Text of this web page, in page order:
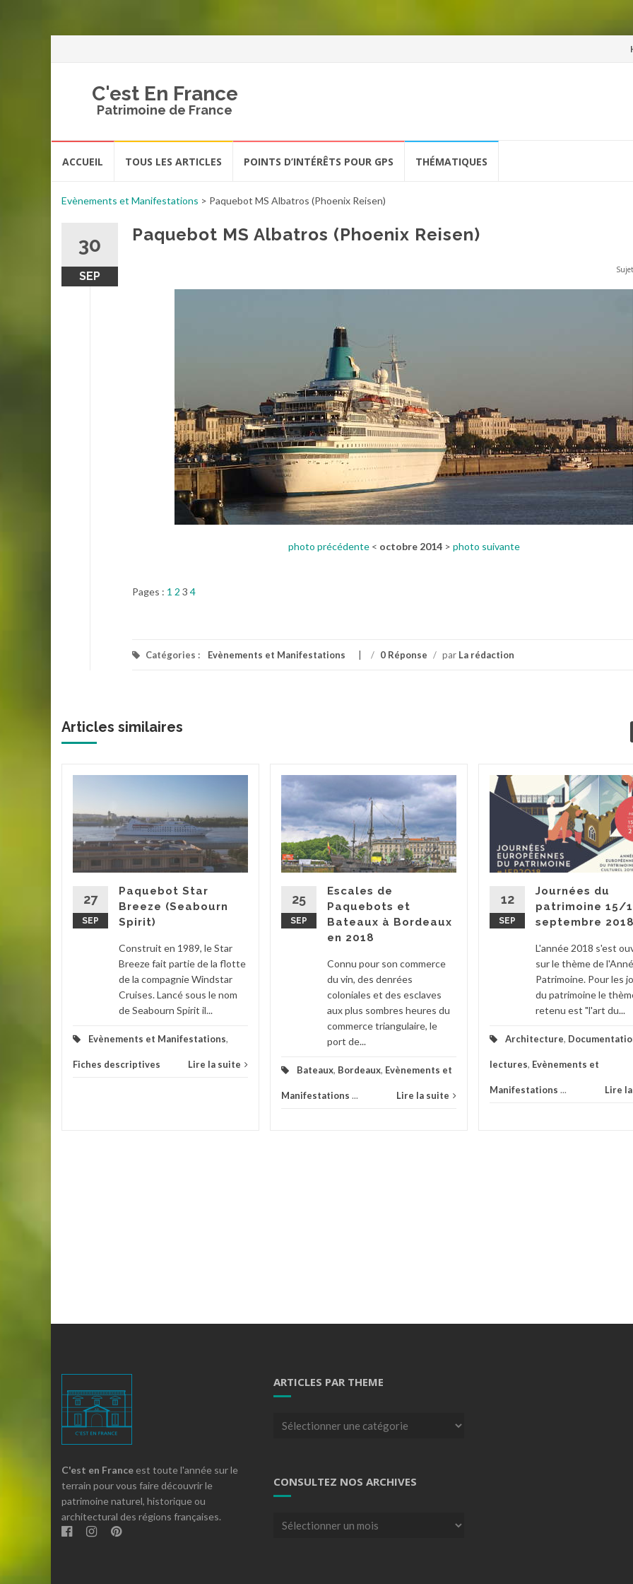
C'est En France
Patrimoine de France
ACCUEIL TOUS LES ARTICLES POINTS D’INTÉRÊTS POUR GPS THÉMATIQUES
Evènements et Manifestations > Paquebot MS Albatros (Phoenix Reisen)
30
SEP
Paquebot MS Albatros (Phoenix Reisen)
photo précédente < octobre 2014 > photo suivante
Pages : 1 2 3 4
Catégories : Evènements et Manifestations / 0 Réponse / par La rédaction
Articles similaires
27
SEP
Paquebot Star
Breeze (Seabourn
Spirit)
Construit en 1989, le Star
Breeze fait partie de la flotte
de la compagnie Windstar
Cruises. Lancé sous le nom
de Seabourn Spirit il...
Evènements et Manifestations,
Fiches descriptives Lire la suite
25
SEP
Escales de
Paquebots et
Bateaux à Bordeaux
en 2018
Connu pour son commerce
du vin, des denrées
coloniales et des esclaves
aux plus sombres heures du
commerce triangulaire, le
port de...
Bateaux, Bordeaux, Evènements et
Manifestations ... Lire la suite
12
SEP
Journées du
patrimoine 15/
septembre 2018
L'année 2018 s'est
sur le thème de
Patrimoine. Pour les
du patrimoine le
retenu est "l'art du...
Architecture,
lectures, Evènements et
Manifestations ... Lire
C'est en France est toute l'année sur le
terrain pour vous faire découvrir le
patrimoine naturel, historique ou
architectural des régions françaises.
ARTICLES PAR THEME
Articles
CONSULTEZ NOS ARCHIVES
Consultez